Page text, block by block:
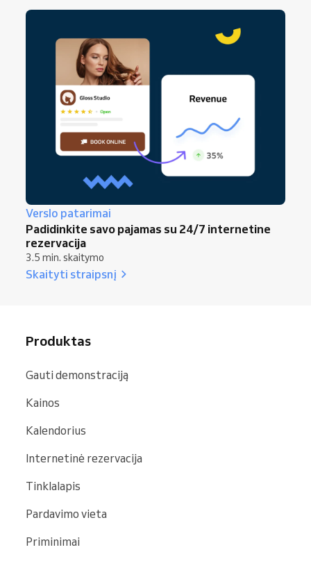
Verslo patarimai
Padidinkite savo pajamas su 24/7 internetine
rezervacija
3.5 min. skaitymo
Skaityti straipsnį
Produktas
Gauti demonstraciją
Kainos
Kalendorius
Internetinė rezervacija
Tinklalapis
Pardavimo vieta
Priminimai